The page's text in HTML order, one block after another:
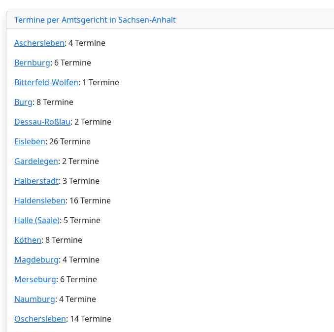
Termine per Amtsgericht in Sachsen-Anhalt
Aschersleben: 4 Termine
Bernburg: 6 Termine
Bitterfeld-Wolfen: 1 Termine
Burg: 8 Termine
Dessau-Roßlau: 2 Termine
Eisleben: 26 Termine
Gardelegen: 2 Termine
Halberstadt: 3 Termine
Haldensleben: 16 Termine
Halle (Saale): 5 Termine
Köthen: 8 Termine
Magdeburg: 4 Termine
Merseburg: 6 Termine
Naumburg: 4 Termine
Oschersleben: 14 Termine